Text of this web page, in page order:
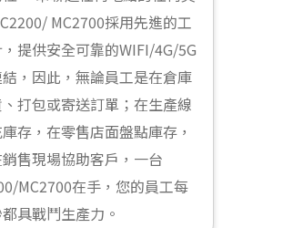
MC2700採用先進的工
提供安全可靠的WIFI/4G/5G
，因此，無論員工是在倉庫
打包或寄送訂單；在生產線
存，在零售店面盤點庫存，
售現場協助客戶，一台
MC2700在手，您的員工每
具戰鬥生產力。